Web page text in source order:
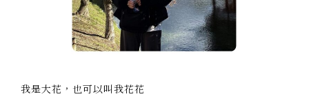
我是大花，也可以叫我花花